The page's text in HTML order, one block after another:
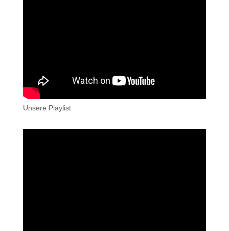
Unsere Playlist